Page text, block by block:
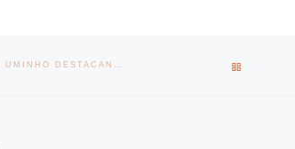
QUIDGEST ATRIBUI PRÉMIO PRÉMIO CIÊNCIA E ACADEMIA À UMINHO DESTACANDO COLABORAÇÃO COM A EEUM